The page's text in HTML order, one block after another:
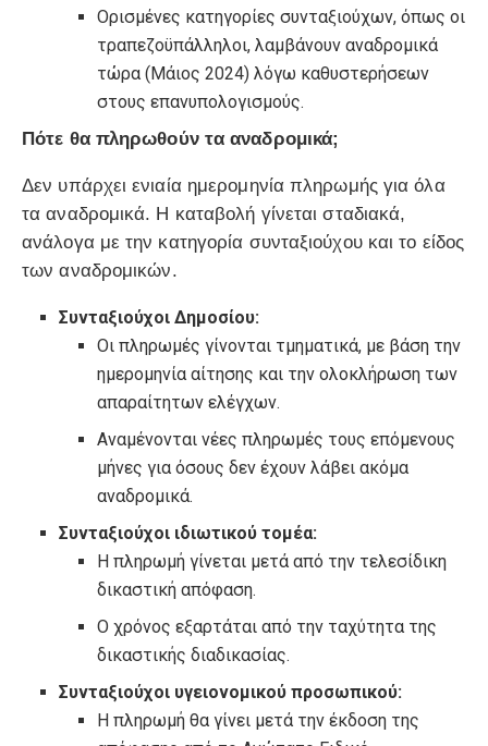
Ορισμένες κατηγορίες συνταξιούχων, όπως οι
τραπεζοϋπάλληλοι, λαμβάνουν αναδρομικά
τώρα (Μάιος 2024) λόγω καθυστερήσεων
στους επανυπολογισμούς.
Πότε θα πληρωθούν τα αναδρομικά;
Δεν υπάρχει ενιαία ημερομηνία πληρωμής για όλα
τα αναδρομικά. Η καταβολή γίνεται σταδιακά,
ανάλογα με την κατηγορία συνταξιούχου και το είδος
των αναδρομικών.
Συνταξιούχοι Δημοσίου:
Οι πληρωμές γίνονται τμηματικά, με βάση την
ημερομηνία αίτησης και την ολοκλήρωση των
απαραίτητων ελέγχων.
Αναμένονται νέες πληρωμές τους επόμενους
μήνες για όσους δεν έχουν λάβει ακόμα
αναδρομικά.
Συνταξιούχοι ιδιωτικού τομέα:
Η πληρωμή γίνεται μετά από την τελεσίδικη
δικαστική απόφαση.
Ο χρόνος εξαρτάται από την ταχύτητα της
δικαστικής διαδικασίας.
Συνταξιούχοι υγειονομικού προσωπικού:
Η πληρωμή θα γίνει μετά την έκδοση της